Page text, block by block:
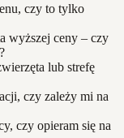
czy to tylko
wyższej ceny – czy
lub strefę
czy zależy mi na
czy opieram się na